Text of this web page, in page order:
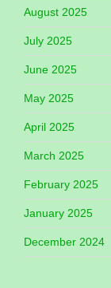
August 2025
July 2025
June 2025
May 2025
April 2025
March 2025
February 2025
January 2025
December 2024